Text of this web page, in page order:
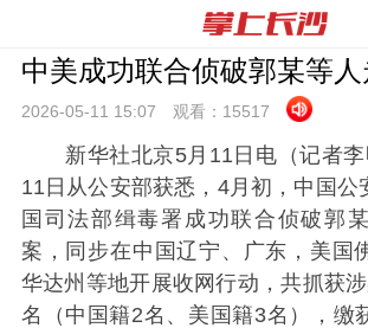
中美成功联合侦破郭某等
2026-05-11 15:07 观看： 15517
新华社北京5月11日电（记者李
11日从公安部获悉，4月初，中国公
国司法部缉毒署成功联合侦破郭
案，同步在中国辽宁、广东，美国
华达州等地开展收网行动，共抓获
名（中国籍2名、美国籍3名），缴